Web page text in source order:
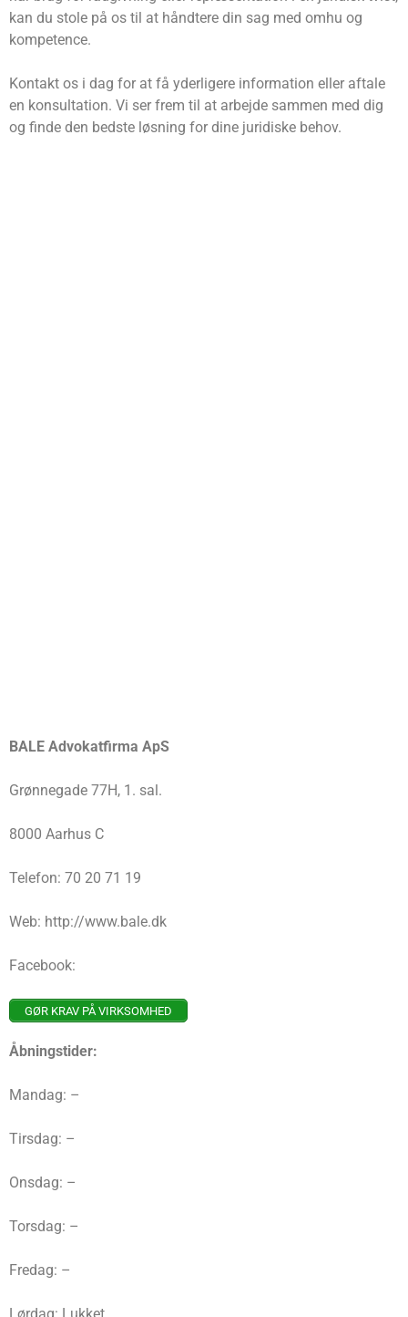
kan du stole på os til at håndtere din sag med omhu og
kompetence.
Kontakt os i dag for at få yderligere information eller aftale
en konsultation. Vi ser frem til at arbejde sammen med dig
og finde den bedste løsning for dine juridiske behov.
BALE Advokatfirma ApS
Grønnegade 77H, 1. sal.
8000 Aarhus C
Telefon: 70 20 71 19
Web: http://www.bale.dk
Facebook:
GØR KRAV PÅ VIRKSOMHED
Åbningstider:
Mandag: –
Tirsdag: –
Onsdag: –
Torsdag: –
Fredag: –